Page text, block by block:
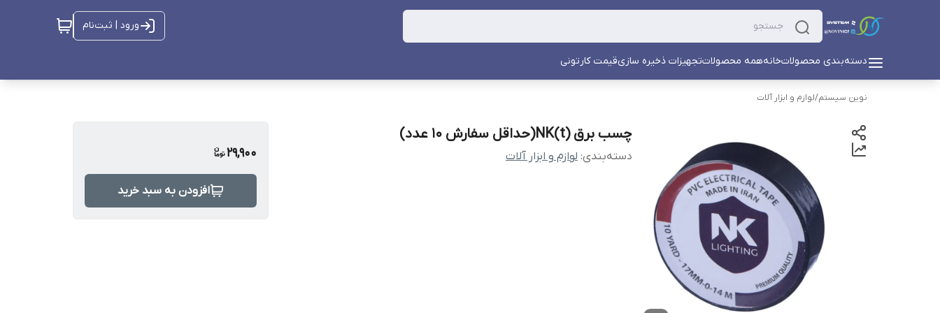
ورود | ثبت‌نام
دسته‌بندی محصولاتخانههمه محصولاتتجهیزات ذخیره سازیقیمت کارتونی
نوین سیستم/لوازم و ابزار آلات
چسب برق NK(t)(حداقل سفارش 10 عدد)
دسته‌بندی: لوازم و ابزار آلات 29,900
افزودن به سبد خرید